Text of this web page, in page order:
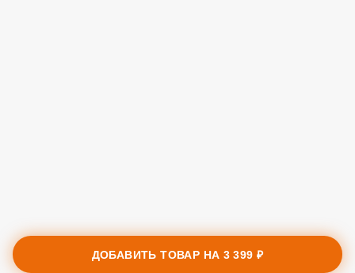
ДОБАВИТЬ ТОВАР НА 3 399 ₽